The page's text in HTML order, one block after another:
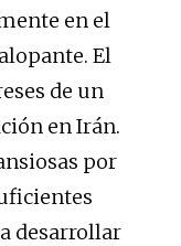
en el
El
de un
en Irán.
por
desarrollar